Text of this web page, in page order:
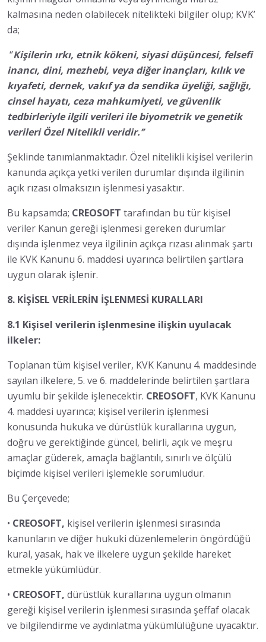
kalmasına neden olabilecek nitelikteki bilgiler olup; KVK’
da;
‘’Kişilerin ırkı, etnik kökeni, siyasi düşüncesi, felsefi
inancı, dini, mezhebi, veya diğer inançları, kılık ve
kıyafeti, dernek, vakıf ya da sendika üyeliği, sağlığı,
cinsel hayatı, ceza mahkumiyeti, ve güvenlik
tedbirleriyle ilgili verileri ile biyometrik ve genetik
verileri Özel Nitelikli veridir.’’
Şeklinde tanımlanmaktadır. Özel nitelikli kişisel verilerin
kanunda açıkça yetki verilen durumlar dışında ilgilinin
açık rızası olmaksızın işlenmesi yasaktır.
Bu kapsamda; CREOSOFT tarafından bu tür kişisel
veriler Kanun gereği işlenmesi gereken durumlar
dışında işlenmez veya ilgilinin açıkça rızası alınmak şartı
ile KVK Kanunu 6. maddesi uyarınca belirtilen şartlara
uygun olarak işlenir.
8. KİŞİSEL VERİLERİN İŞLENMESİ KURALLARI
8.1 Kişisel verilerin işlenmesine ilişkin uyulacak
ilkeler:
Toplanan tüm kişisel veriler, KVK Kanunu 4. maddesinde
sayılan ilkelere, 5. ve 6. maddelerinde belirtilen şartlara
uyumlu bir şekilde işlenecektir. CREOSOFT, KVK Kanunu
4. maddesi uyarınca; kişisel verilerin işlenmesi
konusunda hukuka ve dürüstlük kurallarına uygun,
doğru ve gerektiğinde güncel, belirli, açık ve meşru
amaçlar güderek, amaçla bağlantılı, sınırlı ve ölçülü
biçimde kişisel verileri işlemekle sorumludur.
Bu Çerçevede;
• CREOSOFT, kişisel verilerin işlenmesi sırasında
kanunların ve diğer hukuki düzenlemelerin öngördüğü
kural, yasak, hak ve ilkelere uygun şekilde hareket
etmekle yükümlüdür.
• CREOSOFT, dürüstlük kurallarına uygun olmanın
gereği kişisel verilerin işlenmesi sırasında şeffaf olacak
ve bilgilendirme ve aydınlatma yükümlülüğüne uyacaktır.